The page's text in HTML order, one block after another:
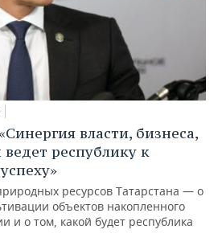
власти, бизнеса,
республику к
ресурсов Татарстана — о
объектов накопленного
и о том, какой будет республика